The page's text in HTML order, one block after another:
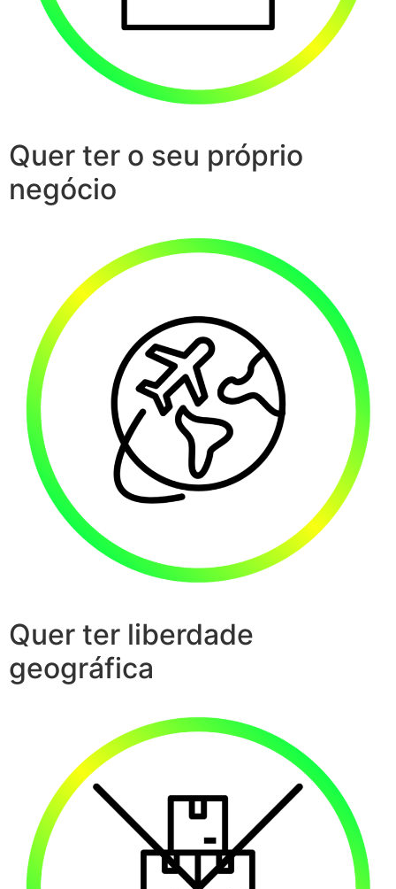
Quer ter o seu próprio
negócio
Quer ter liberdade
geográfica